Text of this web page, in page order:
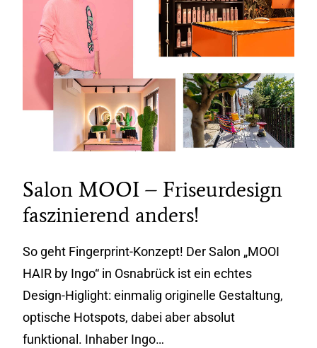
Salon MOOI – Friseurdesign
faszinierend anders!
So geht Fingerprint-Konzept! Der Salon „MOOI
HAIR by Ingo“ in Osnabrück ist ein echtes
Design-Higlight: einmalig originelle Gestaltung,
optische Hotspots, dabei aber absolut
funktional. Inhaber Ingo…